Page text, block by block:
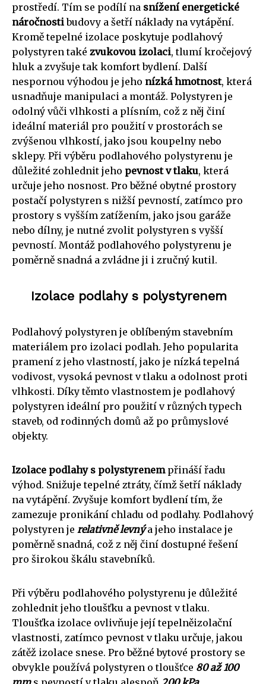
prostředí. Tím se podílí na snížení energetické
náročnostibudovy a šetří náklady na vytápění.
Kromě tepelné izolace poskytuje podlahový
polystyren také zvukovou izolaci, tlumí kročejový
hluk a zvyšuje tak komfort bydlení. Další
nespornou výhodou je jeho nízká hmotnost, která
usnadňuje manipulaci a montáž. Polystyren je
odolný vůči vlhkosti a plísním, což z něj činí
ideální materiál pro použití v prostorách se
zvýšenou vlhkostí, jako jsou koupelny nebo
sklepy. Při výběru podlahového polystyrenu je
důležité zohlednit jeho pevnost v tlaku, která
určuje jeho nosnost. Pro běžné obytné prostory
postačí polystyren s nižší pevností, zatímco pro
prostory s vyšším zatížením, jako jsou garáže
nebo dílny, je nutné zvolit polystyren s vyšší
pevností. Montáž podlahového polystyrenu je
poměrně snadná a zvládne ji i zručný kutil.
Izolace podlahy s polystyrenem
Podlahový polystyren je oblíbeným stavebním
materiálem pro izolaci podlah. Jeho popularita
pramení z jeho vlastností, jako je nízká tepelná
vodivost, vysoká pevnost v tlaku a odolnost proti
vlhkosti. Díky těmto vlastnostem je podlahový
polystyren ideální pro použití v různých typech
staveb, od rodinných domů až po průmyslové
objekty.
Izolace podlahy s polystyrenempřináší řadu
výhod. Snižuje tepelné ztráty, čímž šetří náklady
na vytápění. Zvyšuje komfort bydlení tím, že
zamezuje pronikání chladu od podlahy. Podlahový
polystyren je relativně levnýa jeho instalace je
poměrně snadná, což z něj činí dostupné řešení
pro širokou škálu stavebníků.
Při výběru podlahového polystyrenu je důležité
zohlednit jeho tloušťku a pevnost v tlaku.
Tloušťka izolace ovlivňuje její tepelněizolační
vlastnosti, zatímco pevnost v tlaku určuje, jakou
zátěž izolace snese. Pro běžné bytové prostory se
obvykle používá polystyren o tloušťce 80 až 100